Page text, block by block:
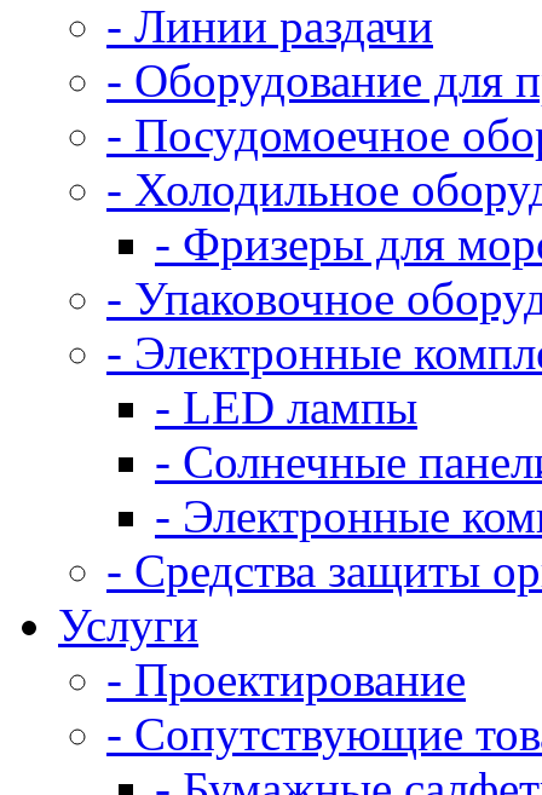
- Линии раздачи
- Оборудование для
- Посудомоечное
- Холодильное
- Фризеры для
- Упаковочное
- Электронные
- LED лампы
- Солнечные
- Электронные
- Средства защиты
Услуги
- Проектирование
- Сопутствующие